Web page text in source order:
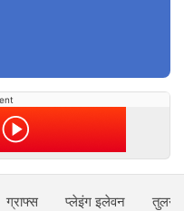
ग्राफ्स प्लेइंग इलेवन तुलना